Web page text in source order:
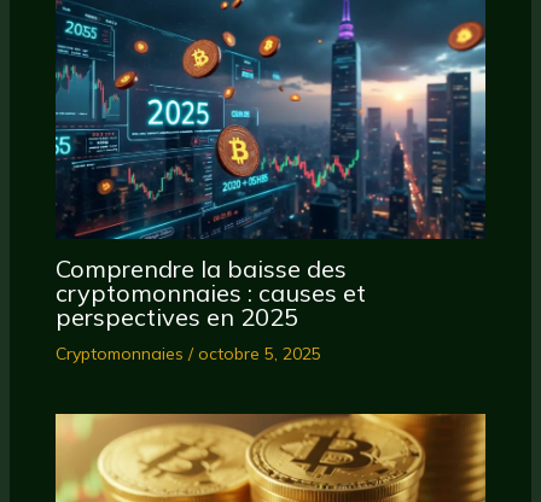
Comprendre la baisse des
cryptomonnaies : causes et
perspectives en 2025
Cryptomonnaies /octobre 5, 2025